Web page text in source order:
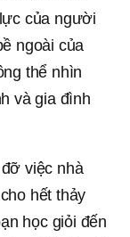
của người
ngoài của
thể nhìn
và gia đình
việc nhà
hết thảy
học giỏi đến